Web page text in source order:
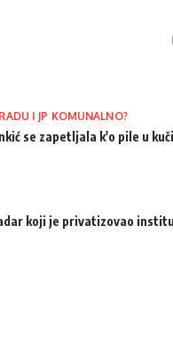
I JP KOMUNALNO?
se zapetljala k'o pile u
koji je privatizovao